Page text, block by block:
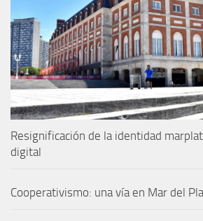
Resignificación de la identidad
digital
Cooperativismo: una vía en Mar del